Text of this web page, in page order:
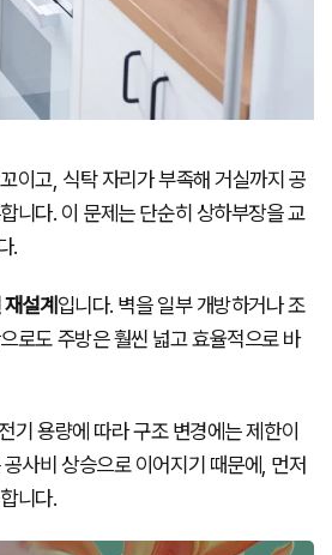
이고, 식탁 자리가 부족해 거실까지 공
니다. 이 문제는 단순히 상하부장을 교
.
설계입니다. 벽을 일부 개방하거나 조
로도 주방은 훨씬 넓고 효율적으로 바
기 용량에 따라 구조 변경에는 제한이
사비 상승으로 이어지기 때문에, 먼저
니다.